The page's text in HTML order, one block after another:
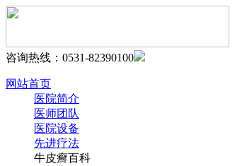
咨询热线：0531-82390100
网站首页
医院简介
医师团队
医院设备
先进疗法
牛皮癣百科